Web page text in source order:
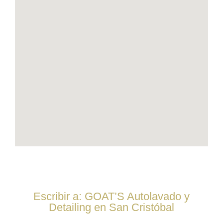
Escribir a: GOAT’S Autolavado y
Detailing en San Cristóbal